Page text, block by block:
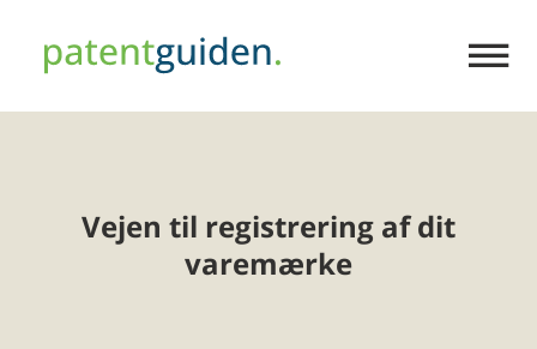
PATENTER
Vejen til registrering af dit
varemærke